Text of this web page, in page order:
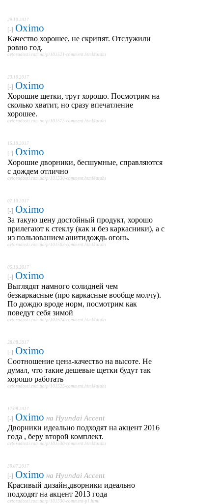
29.10.2017
[-] Oximo
Качество хорошее, не скрипят. Отслужили
ровно год.
avtoradosti.com.ua/p/101521-comment.html#atabs
23.10.2017
[-] Oximo
Хорошие щетки, трут хорошо. Посмотрим на
сколько хватит, но сразу впечатление
хорошее.
avtoradosti.com.ua/p/101575-comment.html#atabs
15.10.2017
[-] Oximo
Хорошие дворники, бесшумные, справляются
с дождем отлично
avtoradosti.com.ua/p/101530-comment.html#atabs
07.10.2017
[-] Oximo
За такую цену достойный продукт, хорошо
прилегают к стеклу (как и без каркасники), а с
из пользованием анитидождь огонь.
avtoradosti.com.ua/p/101503-comment.html#atabs
05.10.2017
[-] Oximo
Выглядят намного солидней чем
безкаркасные (про каркасные вообще молчу).
По дождю вроде норм, посмотрим как
поведут себя зимой
avtoradosti.com.ua/p/101524-comment.html#atabs
28.08.2017
[-] Oximo
Соотношение цена-качество на высоте. Не
думал, что такие дешевые щетки будут так
хорошо работать
avtoradosti.com.ua/p/101525-comment.html#atabs
17.08.2017
[-] Oximo на Hyundai Accent
Дворники идеально подходят на акцент 2016
года , беру второй комплект.
avtoradosti.com.ua/p/101530-comment.html#atabs
30.07.2017
[-] Oximo на Hyundai Accent
Красивый дизайн,дворники идеально
подходят на акцент 2013 года
avtoradosti.com.ua/p/101530-comment-p1.html